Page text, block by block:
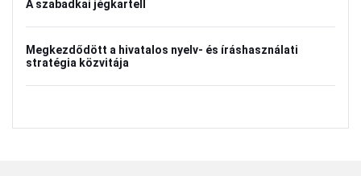
A szabadkai jégkartell
Megkezdődött a hivatalos nyelv- és íráshasználati
stratégia közvitája